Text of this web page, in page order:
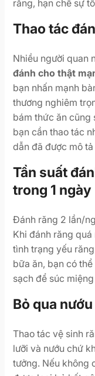
răng, hạn chế sự
Thao tác
Nhiều người quan
đánh cho thật
bạn nhấn mạnh
thương nghiêm
bám thức ăn cũng
bạn cần thao tác
dẫn đã được mô
Tần suất
trong 1 ngày
Đánh răng 2 lần/
Khi đánh răng
tình trạng yếu
bữa ăn, bạn có
sạch để súc
Bỏ qua
Thao tác vệ sinh
lưỡi và nướu chứ
tưởng. Nếu không